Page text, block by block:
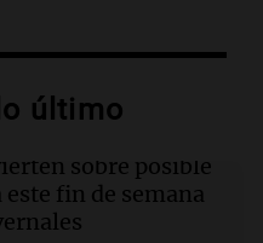
según reciente
en situación de calle
último
sobre posible
fin de semana